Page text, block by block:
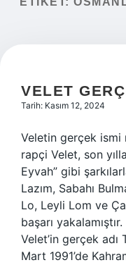
VELET
Tarih: Kasım 12, 2024
Veletin gerçek ismi
rapçi Velet, son
Eyvah” gibi
Lazım, Sabahı
Lo, Leyli Lom ve
başarı
Velet’in gerçek adı
Mart 1991’de